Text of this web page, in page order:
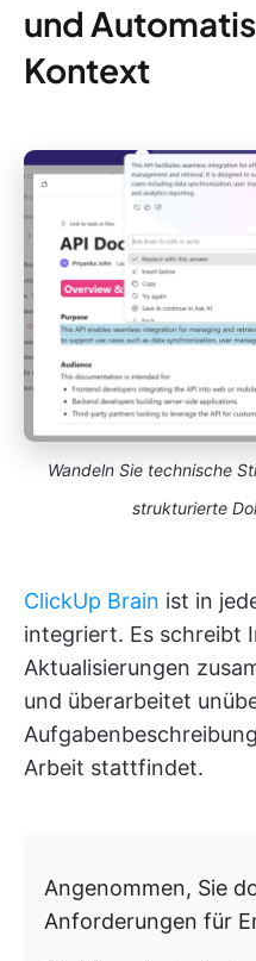
und
Kontext
Wandeln Sie technische
strukturierte
ClickUp Brain ist in
integriert. Es schreibt
Aktualisierungen
und überarbeitet
Arbeit stattfindet.
Angenommen, Sie
Anforderungen für